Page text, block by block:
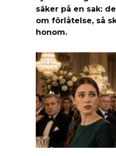
säker på en sak:
om förlåtelse, så
honom.